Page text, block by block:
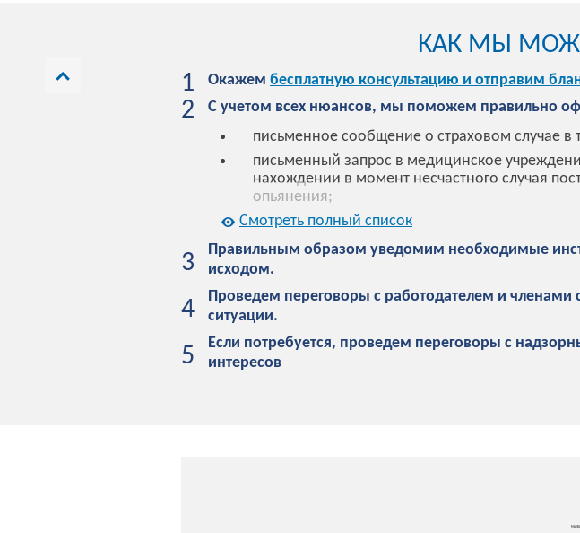
КАК МЫ
1
Окажем бесплатную консультацию и отправим
2
С учетом всех нюансов, мы поможем правильно
письменное сообщение о страховом случае
письменный запрос в медицинское
нахождении в момент несчастного случая
опьянения;
Смотреть полный список
3
Правильным образом уведомим необходимые
исходом.
4
Проведем переговоры с работодателем и
ситуации.
5
Если потребуется, проведем переговоры с
интересов
МЫ